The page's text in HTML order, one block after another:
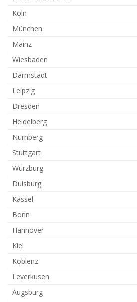
Köln
München
Mainz
Wiesbaden
Darmstadt
Leipzig
Dresden
Heidelberg
Nürnberg
Stuttgart
Würzburg
Duisburg
Kassel
Bonn
Hannover
Kiel
Koblenz
Leverkusen
Augsburg